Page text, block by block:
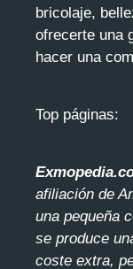
bricolaje,
ofrecerte una
hacer una
Top páginas:
afiliación de
una pequeña
se produce
coste extra,